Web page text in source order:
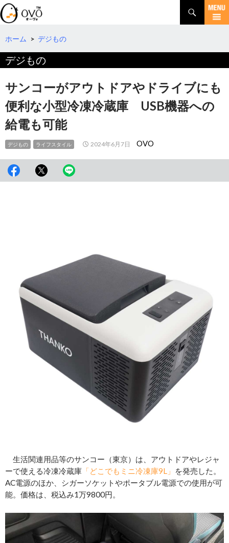
検
索
コ
テ
ツ
へ
ホーム > デジもの
デジもの
サンコーがアウトドアやドライブにも
便利な小型冷凍冷蔵庫 USB機器への
給電も可能
デジもの ライフスタイル 2024年6月7日 OVO
生活関連用品等のサンコー（東京）は、アウトドアやレジャ
ーで使える冷凍冷蔵庫 「どこでもミニ冷凍庫9L」
を発売した。
AC電源のほか、シガーソケットやポータブル電源での使用が可
能。価格は、税込み1万9800円。